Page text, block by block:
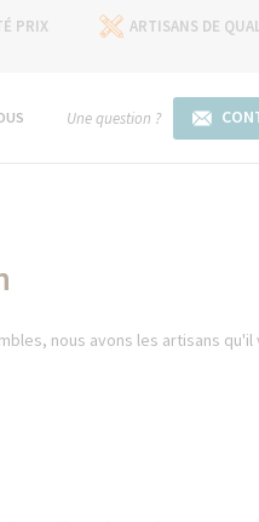
PRIX
ARTISANS DE
Une question ?
nous avons les artisans qu'il